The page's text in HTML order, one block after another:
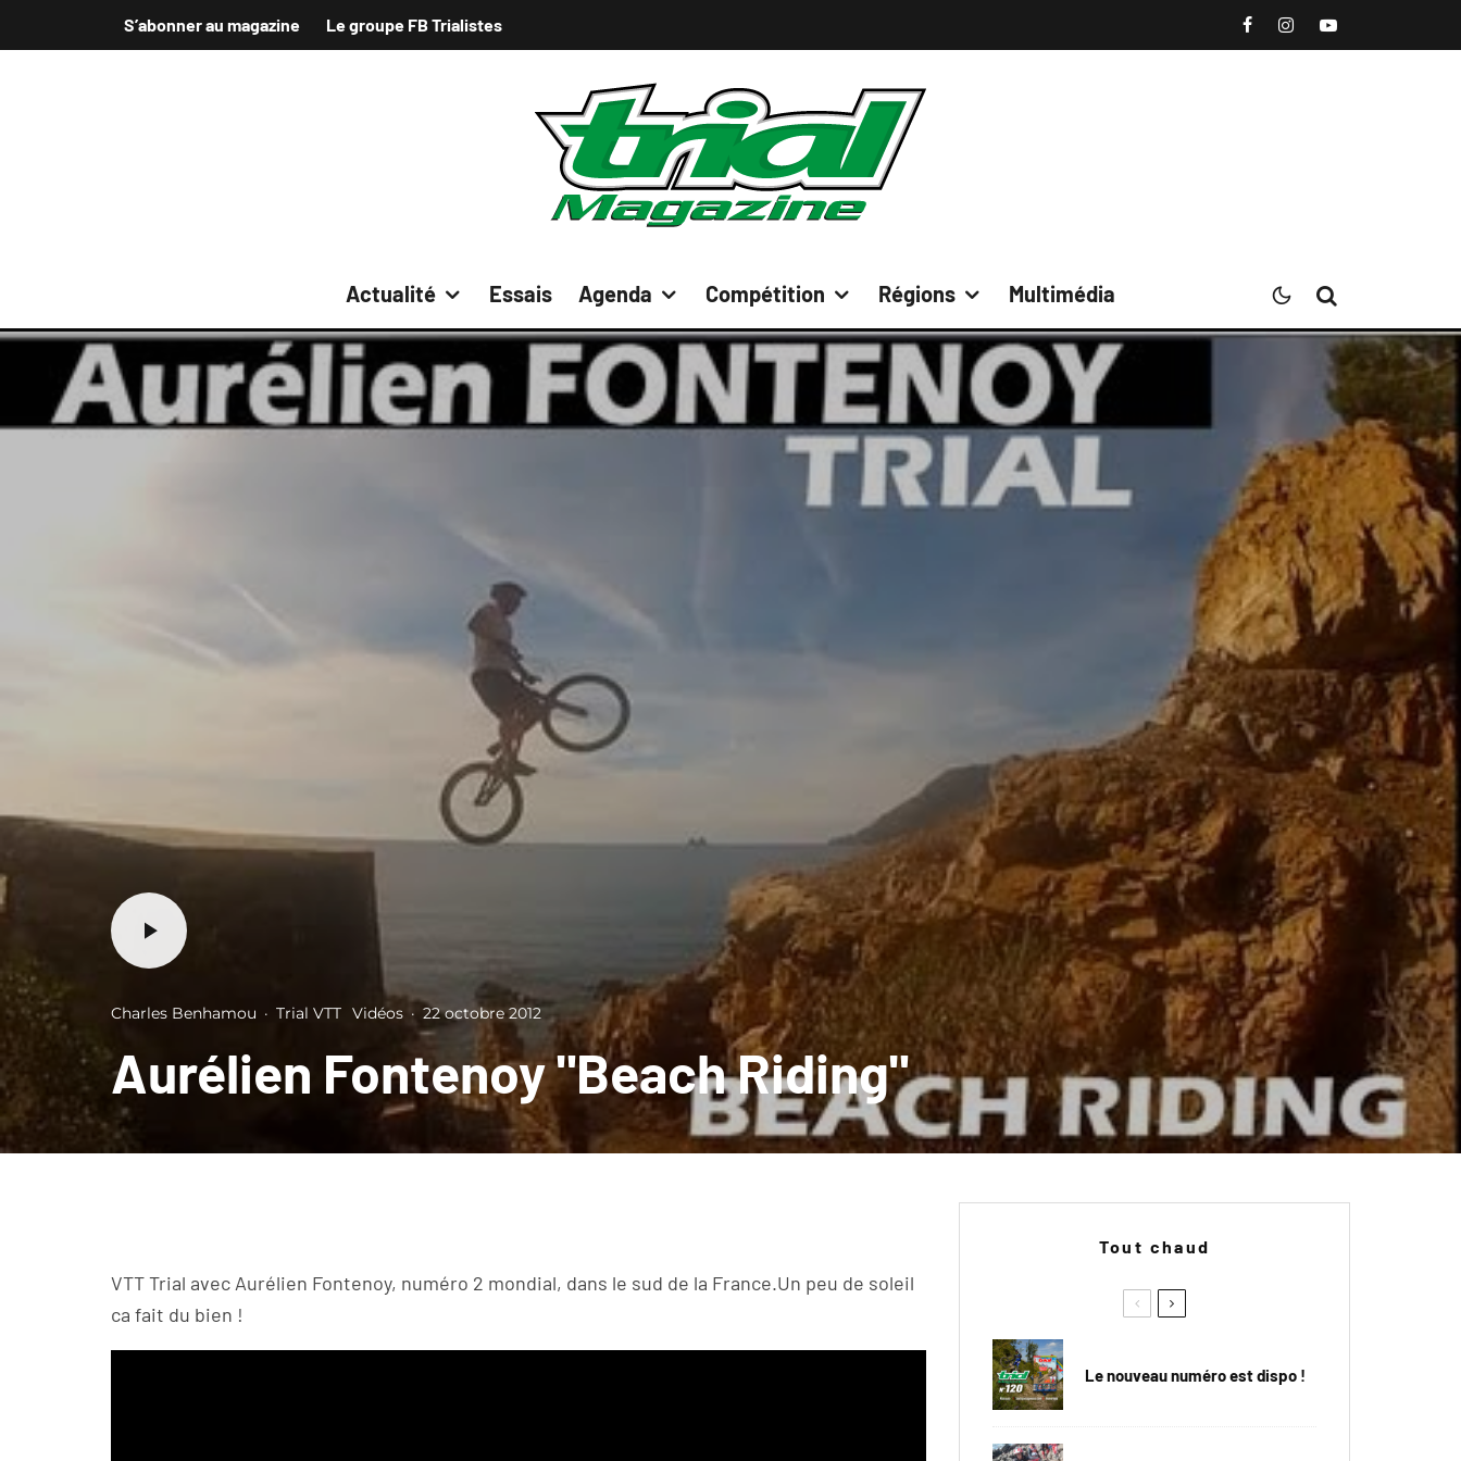
S’abonner au magazine Le groupe FB Trialistes
Actualité Essais Agenda Compétition Régions Multimédia
Charles Benhamou · Trial VTT Vidéos · 22 octobre 2012
Aurélien Fontenoy "Beach Riding"
VTT Trial avec Aurélien Fontenoy, numéro 2 mondial, dans le sud de la France.Un peu de soleil
ca fait du bien !
Tout chaud
Le nouveau numéro est dispo !